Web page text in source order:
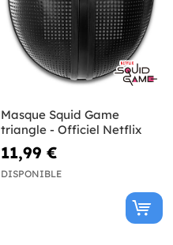
Masque Squid Game
triangle - Officiel Netflix
11,99 €
DISPONIBLE